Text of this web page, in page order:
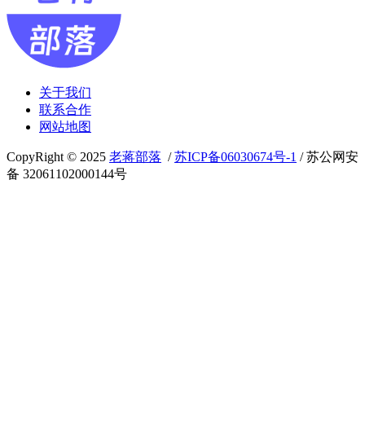
关于我们
联系合作
网站地图
CopyRight © 2025 老蒋部落 /苏ICP备06030674号-1 / 苏公网安
备 32061102000144号